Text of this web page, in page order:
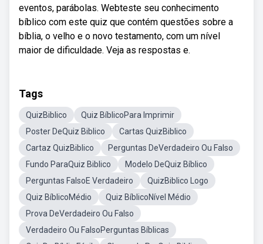
eventos, parábolas. Webteste seu conhecimento
bíblico com este quiz que contém questões sobre a
bíblia, o velho e o novo testamento, com um nível
maior de dificuldade. Veja as respostas e.
Tags
QuizBiblico
Quiz BíblicoPara Imprimir
Poster DeQuiz Biblico
Cartas QuizBiblico
Cartaz QuizBiblico
Perguntas DeVerdadeiro Ou Falso
Fundo ParaQuiz Biblico
Modelo DeQuiz Bíblico
Perguntas FalsoE Verdadeiro
QuizBiblico Logo
Quiz BíblicoMédio
Quiz BíblicoNível Médio
Prova DeVerdadeiro Ou Falso
Verdadeiro Ou FalsoPerguntas Bíblicas